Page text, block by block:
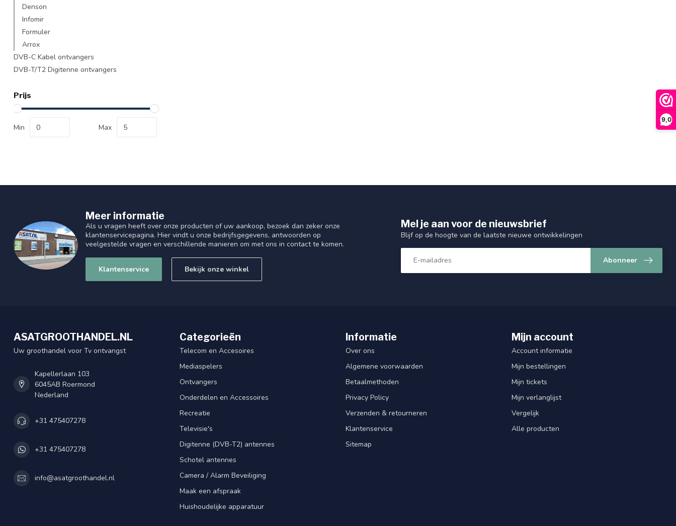
9,0
Denson
Infomir
Formuler
Arrox
DVB-C Kabel ontvangers
DVB-T/T2 Digitenne ontvangers
Prijs
Min Max
Meer informatie
Als u vragen heeft over onze producten of uw aankoop, bezoek dan zeker onze
klantenservicepagina. Hier vindt u onze bedrijfsgegevens, antwoorden op
veelgestelde vragen en verschillende manieren om met ons in contact te komen.
Klantenservice Bekijk onze winkel
Mel je aan voor de nieuwsbrief
Blijf op de hoogte van de laatste nieuwe ontwikkelingen
Abonneer
ASATGROOTHANDEL.NL
Uw groothandel voor Tv ontvangst
Kapellerlaan 103
6045AB Roermond
Nederland
+31 475407278
+31 475407278
info@asatgroothandel.nl
Categorieën
Telecom en Accesoires
Mediaspelers
Ontvangers
Onderdelen en Accessoires
Recreatie
Televisie's
Digitenne (DVB-T2) antennes
Schotel antennes
Camera / Alarm Beveiliging
Maak een afspraak
Huishoudelijke apparatuur
Informatie
Over ons
Algemene voorwaarden
Betaalmethoden
Privacy Policy
Verzenden & retourneren
Klantenservice
Sitemap
Mijn account
Account informatie
Mijn bestellingen
Mijn tickets
Mijn verlanglijst
Vergelijk
Alle producten